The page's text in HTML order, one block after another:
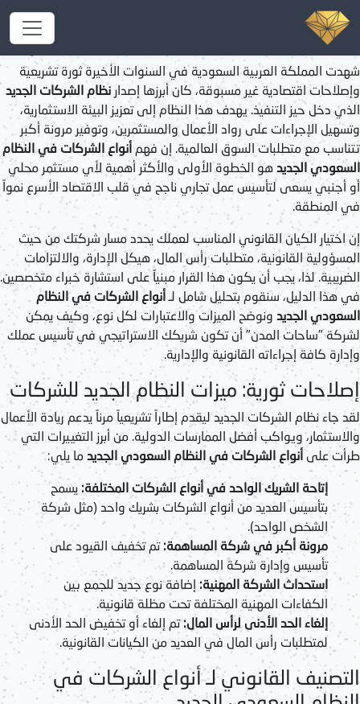
أنواع الشركات في النظام السعودي
الجديد: الدليل الشامل للاستثمار الناجح
شهدت المملكة العربية السعودية في السنوات الأخيرة ثورة تشريعية
وإصلاحات اقتصادية غير مسبوقة، كان أبرزها إصدار نظام الشركات الجديد
الذي دخل حيز التنفيذ. يهدف هذا النظام إلى تعزيز البيئة الاستثمارية،
وتسهيل الإجراءات على رواد الأعمال والمستثمرين، وتوفير مرونة أكبر
تتناسب مع متطلبات السوق العالمية. إن فهمأنواع الشركات في النظام
السعودي الجديد هو الخطوة الأولى والأكثر أهمية لأي مستثمر محلي
أو أجنبي يسعى لتأسيس عمل تجاري ناجح في قلب الاقتصاد الأسرع نمواً
في المنطقة.
إن اختيار الكيان القانوني المناسب لعملك يحدد مسار شركتك من حيث
المسؤولية القانونية، متطلبات رأس المال، هيكل الإدارة، والالتزامات
الضريبية. لذا، يجب أن يكون هذا القرار مبنياً على استشارة خبراء متخصصين.
في هذا الدليل، سنقوم بتحليل شامل لـأنواع الشركات في النظام
السعودي الجديد ونوضح الميزات والاعتبارات لكل نوع، وكيف يمكن
لشركة "ساحات المدن" أن تكون شريكك الاستراتيجي في تأسيس عملك
وإدارة كافة إجراءاته القانونية والإدارية.
إصلاحات ثورية: ميزات النظام الجديد للشركات
لقد جاء نظام الشركات الجديد ليقدم إطاراً تشريعياً مرناً يدعم ريادة الأعمال
والاستثمار، ويواكب أفضل الممارسات الدولية. من أبرز التغييرات التي
طرأت على أنواع الشركات في النظام السعودي الجديد ما يلي:
إتاحة الشريك الواحد في أنواع الشركات المختلفة: يسمح
بتأسيس العديد من أنواع الشركات بشريك واحد (مثل شركة
الشخص الواحد).
مرونة أكبر في شركة المساهمة: تم تخفيف القيود على
تأسيس وإدارة شركة المساهمة.
استحداث الشركة المهنية: إضافة نوع جديد للجمع بين
الكفاءات المهنية المختلفة تحت مظلة قانونية.
إلغاء الحد الأدنى لرأس المال:تم إلغاء أو تخفيض الحد الأدنى
لمتطلبات رأس المال في العديد من الكيانات القانونية.
التصنيف القانوني لـ أنواع الشركات في